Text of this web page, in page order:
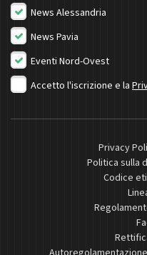
News Alessandria
News Pavia
Eventi Nord-Ovest
Accetto l'iscrizione e la
Privacy
Politica sulla
Codice